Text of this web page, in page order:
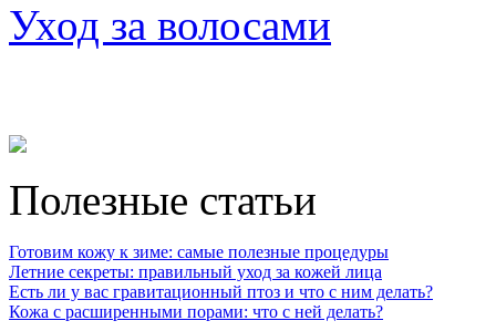
Уход за волосами
Полезные статьи
Готовим кожу к зиме: самые полезные процедуры
Летние секреты: правильный уход за кожей лица
Есть ли у вас гравитационный птоз и что с ним делать?
Кожа с расширенными порами: что с ней делать?